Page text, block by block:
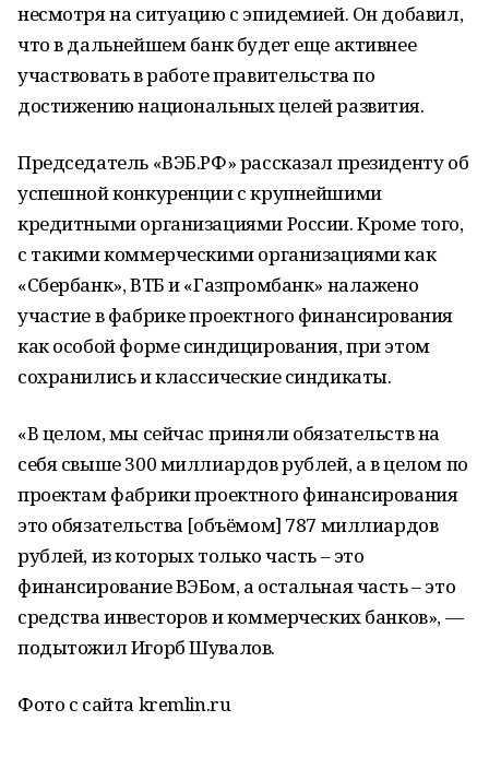
несмотря на ситуацию с эпидемией. Он добавил,
что в дальнейшем банк будет еще активнее
участвовать в работе правительства по
достижению национальных целей развития.
Председатель «ВЭБ.РФ» рассказал президенту об
успешной конкуренции с крупнейшими
кредитными организациями России. Кроме того,
с такими коммерческими организациями как
«Сбербанк», ВТБ и «Газпромбанк» налажено
участие в фабрике проектного финансирования
как особой форме синдицирования, при этом
сохранились и классические синдикаты.
«В целом, мы сейчас приняли обязательств на
себя свыше 300 миллиардов рублей, а в целом по
проектам фабрики проектного финансирования
это обязательства [объёмом] 787 миллиардов
рублей, из которых только часть – это
финансирование ВЭБом, а остальная часть – это
средства инвесторов и коммерческих банков», —
подытожил Игорб Шувалов.
Фото с сайта kremlin.ru